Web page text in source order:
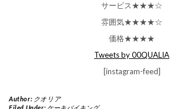
サービス★★★☆
雰囲気★★★★☆
価格★★★★
Tweets by 00QUALIA
[instagram-feed]
Author: クオリア